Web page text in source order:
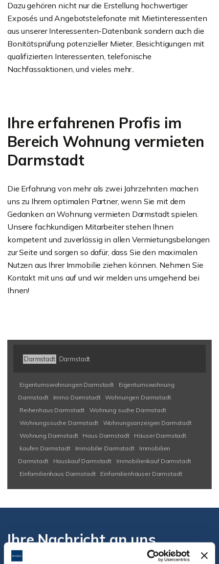
Dazu gehören nicht nur die Erstellung hochwertiger
Exposés und Angebotstelefonate mit Mietinteressenten
aus unserer Interessenten-Datenbank sondern auch die
Bonitätsprüfung potenzieller Mieter, Besichtigungen mit
qualifizierten Interessenten, telefonische
Nachfassaktionen, und vieles mehr..
Ihre erfahrenen Profis im
Bereich Wohnung vermieten
Darmstadt
Die Erfahrung von mehr als zwei Jahrzehnten machen
uns zu Ihrem optimalen Partner, wenn Sie mit dem
Gedanken an Wohnung vermieten Darmstadt spielen.
Unsere fachkundigen Mitarbeiter stehen Ihnen
kompetent und zuverlässig in allen Vermietungsbelangen
zur Seite und sorgen so dafür, dass Sie den maximalen
Nutzen aus Ihrer Immobilie ziehen können. Nehmen Sie
Kontakt mit uns auf und wir melden uns umgehend bei
Ihnen!
Darmstadt Darmstadt
Eigentumswohnungen Darmstadt
Eigentumswohnung
Darmstadt
Immo Darmstadt
Wohnungen Darmstadt
Reihenhaus Darmstadt
Wohnung suche Darmstadt
Wohnungssuche Darmstadt
Wohnungsanzeigen Darmstadt
Wohnung Darmstadt
Haus Darmstadt
Häuser Darmstadt
kaufen Darmstadt
Immobilie Darmstadt
Immobilien
Darmstadt
Hauskauf Darmstadt
Immobilienkauf Darmstadt
Einfamilienhaus Darmstadt
Einfamilienhäuser Darmstadt
Ihre Nachricht an uns